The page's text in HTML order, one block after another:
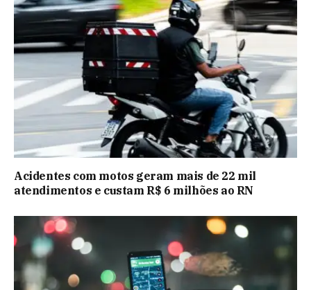
Acidentes com motos geram mais de 22 mil
atendimentos e custam R$ 6 milhões ao RN